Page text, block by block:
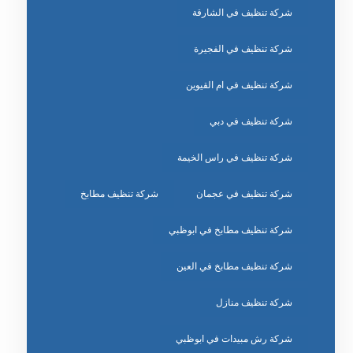
شركة تنظيف في الشارقة
شركة تنظيف في الفجيرة
شركة تنظيف في ام القيوين
شركة تنظيف في دبي
شركة تنظيف في راس الخيمة
شركة تنظيف في عجمان شركة تنظيف مطابخ
شركة تنظيف مطابخ في ابوظبي
شركة تنظيف مطابخ في العين
شركة تنظيف منازل
شركة رش مبيدات في ابوظبي